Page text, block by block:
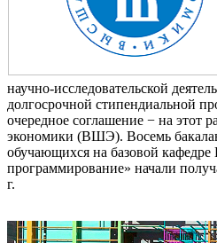
научно-исследовательской
долгосрочной стипендиальной
очередное соглашение − на этот
экономики (ВШЭ). Восемь
обучающихся на базовой
программирование» начали
г.